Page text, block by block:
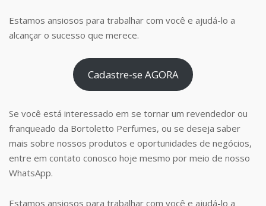
Estamos ansiosos para trabalhar com você e ajudá-lo a
alcançar o sucesso que merece.
Cadastre-se AGORA
Se você está interessado em se tornar um revendedor ou
franqueado da Bortoletto Perfumes, ou se deseja saber
mais sobre nossos produtos e oportunidades de negócios,
entre em contato conosco hoje mesmo por meio de nosso
WhatsApp.
Estamos ansiosos para trabalhar com você e ajudá-lo a